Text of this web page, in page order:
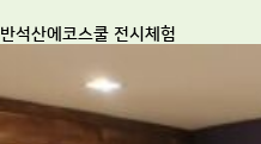
반석산에코스쿨 전시체험